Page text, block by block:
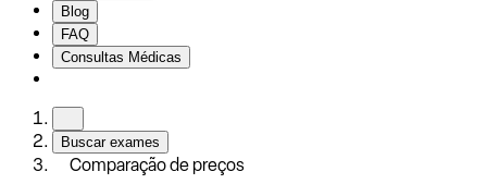
Blog
FAQ
Consultas Médicas
Buscar exames
Comparação de preços